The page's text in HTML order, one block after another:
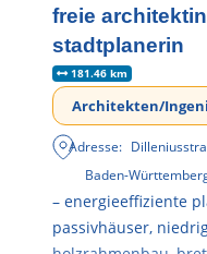
freie
stadtplanerin
181.46 km
Architekten/
Adresse:
Baden-
– energieeffiziente
passivhäuser,